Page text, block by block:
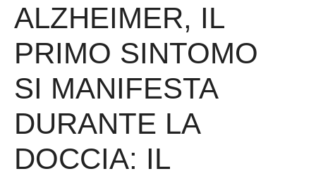
ALZHEIMER, IL
PRIMO SINTOMO
SI MANIFESTA
DURANTE LA
DOCCIA: IL